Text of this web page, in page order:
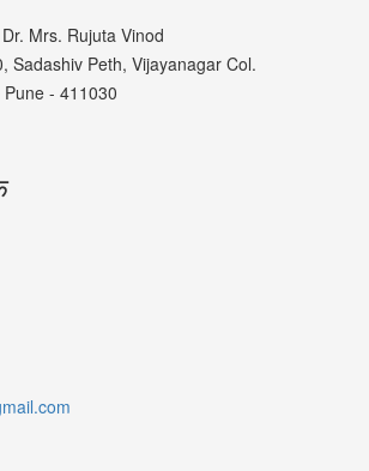
Mrs. Rujuta Vinod
Sadashiv Peth, Vijayanagar Col.
Pune - 411030